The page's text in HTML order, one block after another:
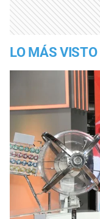
LO MÁS VISTO